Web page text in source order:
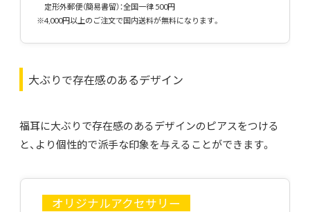
定形外郵便（簡易書留）：全国一律 500円
※4,000円以上のご注文で国内送料が無料になります。
大ぶりで存在感のあるデザイン
福耳に大ぶりで存在感のあるデザインのピアスをつける
と、より個性的で派手な印象を与えることができます。
オリジナルアクセサリー